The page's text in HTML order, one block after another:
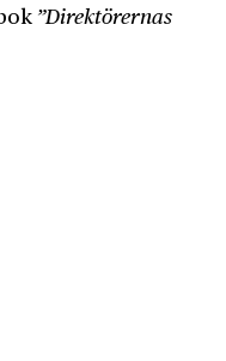
”Direktörernas